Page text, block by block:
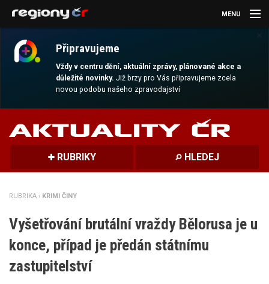
Připravujeme
Vždy v centru dění, aktuální zprávy, plánované akce a
důležité novinky.Již brzy pro Vás připravujeme zcela
novou podobu našeho zpravodajství
MENU
AKTUALITY
MAGAZÍN
DALŠÍ
REGION
RUBRIKY HLEDEJ
RUBRIKA › KRIMI ČINY
Vyšetřování brutální vraždy Bělorusa je u
konce, případ je předán státnímu
zastupitelství